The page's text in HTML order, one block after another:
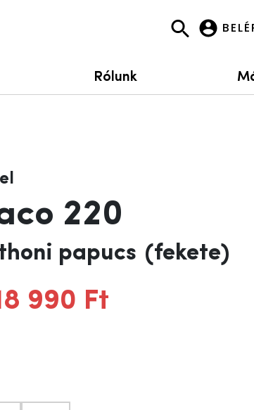
Rólunk
220
papucs (fekete)
990 Ft